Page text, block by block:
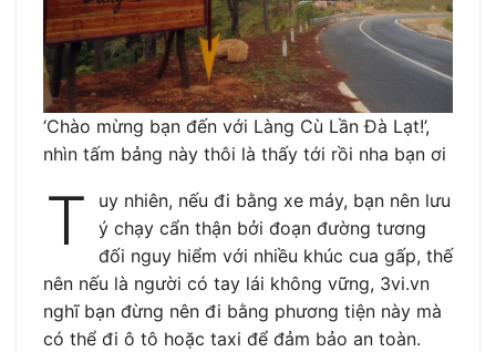
‘Chào mừng bạn đến với Làng Cù Lần Đà Lạt!’,
nhìn tấm bảng này thôi là thấy tới rồi nha bạn ơi
T
uy nhiên, nếu đi bằng xe máy, bạn nên lưu
ý chạy cẩn thận bởi đoạn đường tương
đối nguy hiểm với nhiều khúc cua gấp, thế
nên nếu là người có tay lái không vững, 3vi.vn
nghĩ bạn đừng nên đi bằng phương tiện này mà
có thể đi ô tô hoặc taxi để đảm bảo an toàn.